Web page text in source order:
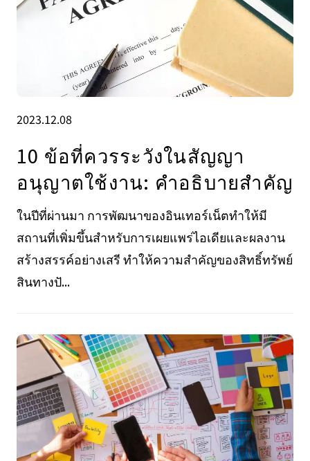
2023.12.08
10 ข้อที่ควรระวังในสัญญา
อนุญาตใช้งาน: คำอธิบายสำคัญ
ในปีที่ผ่านมา การพัฒนาของอินเทอร์เน็ตทำให้มี
สถานที่เพิ่มขึ้นสำหรับการเผยแพร่ไอเดียและผลงาน
สร้างสรรค์อย่างเสรี ทำให้ความสำคัญของสิทธิ์ทรัพย์
สินทางปั...